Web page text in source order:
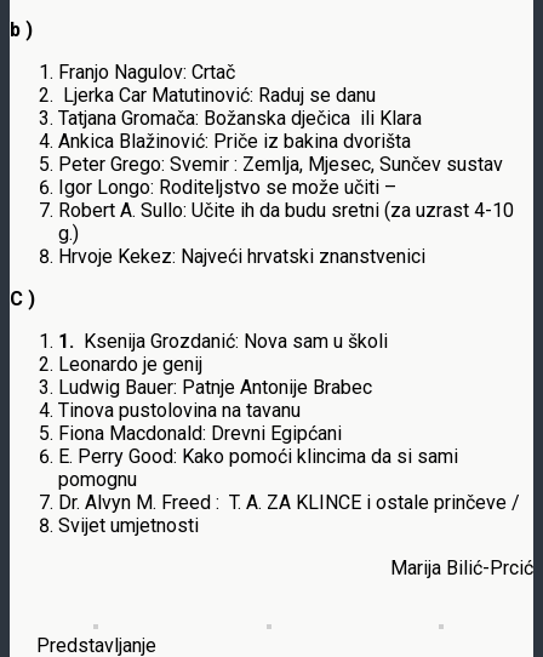
b )
Franjo Nagulov: Crtač
Ljerka Car Matutinović: Raduj se danu
Tatjana Gromača: Božanska dječica ili Klara
Ankica Blažinović: Priče iz bakina dvorišta
Peter Grego: Svemir : Zemlja, Mjesec, Sunčev sustav
Igor Longo: Roditeljstvo se može učiti –
Robert A. Sullo: Učite ih da budu sretni (za uzrast 4-10
g.)
Hrvoje Kekez: Najveći hrvatski znanstvenici
C )
1. Ksenija Grozdanić: Nova sam u školi
Leonardo je genij
Ludwig Bauer: Patnje Antonije Brabec
Tinova pustolovina na tavanu
Fiona Macdonald: Drevni Egipćani
E. Perry Good: Kako pomoći klincima da si sami
pomognu
Dr. Alvyn M. Freed : T. A. ZA KLINCE i ostale prinčeve /
Svijet umjetnosti
Marija Bilić-Prcić
Predstavljanje